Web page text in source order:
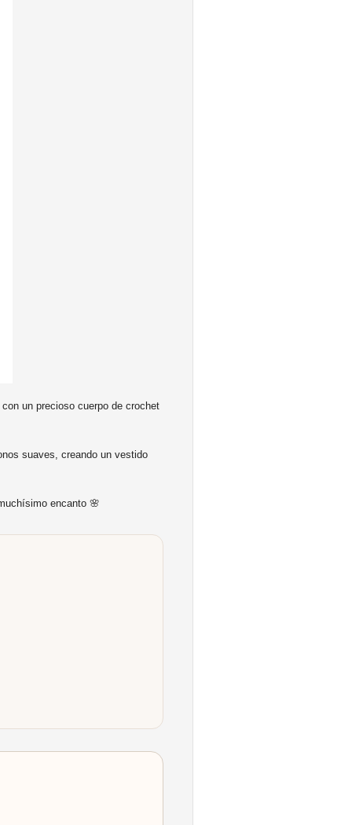
un precioso cuerpo de crochet
suaves, creando un vestido
encanto 🌸